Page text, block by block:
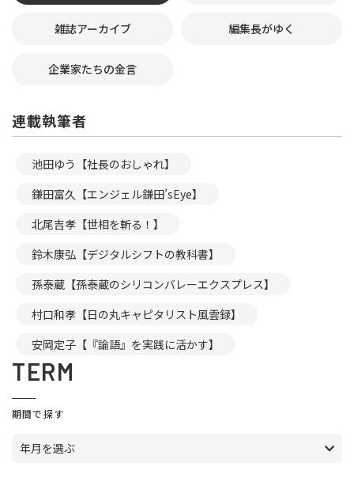
雑誌アーカイブ 編集長がゆく
企業家たちの金言
連載執筆者
池田ゆう【社長のおしゃれ】
鎌田富久【エンジェル鎌田’sEye】
北尾吉孝【世相を斬る！】
鈴木康弘【デジタルシフトの教科書】
孫泰蔵【孫泰蔵のシリコンバレーエクスプレス】
村口和孝【日の丸キャピタリスト風雲録】
安岡定子【『論語』を実践に活かす】
TERM
期間で探す
年月を選ぶ